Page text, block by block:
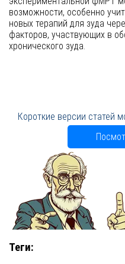
возможности, особенно
новых терапий для зуда
факторов, участвующих в
хронического зуда.
Короткие версии статей
Теги: